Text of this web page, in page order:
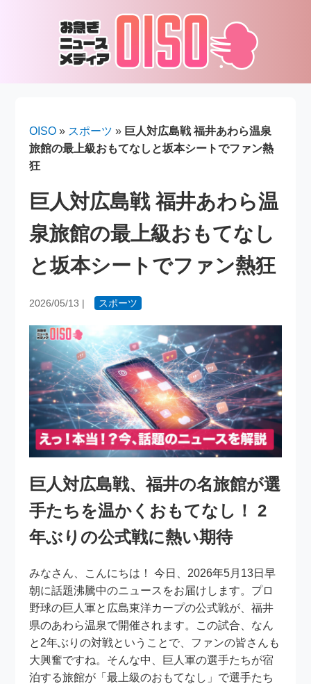
OISO » スポーツ » 巨人対広島戦 福井あわら温泉
旅館の最上級おもてなしと坂本シートでファン熱
狂
巨人対広島戦 福井あわら温
泉旅館の最上級おもてなし
と坂本シートでファン熱狂
2026/05/13 | スポーツ
巨人対広島戦、福井の名旅館が選
手たちを温かくおもてなし！ 2
年ぶりの公式戦に熱い期待
みなさん、こんにちは！ 今日、2026年5月13日早
朝に話題沸騰中のニュースをお届けします。プロ
野球の巨人軍と広島東洋カープの公式戦が、福井
県のあわら温泉で開催されます。この試合、なん
と2年ぶりの対戦ということで、ファンの皆さんも
大興奮ですね。そんな中、巨人軍の選手たちが宿
泊する旅館が「最上級のおもてなし」で選手たち